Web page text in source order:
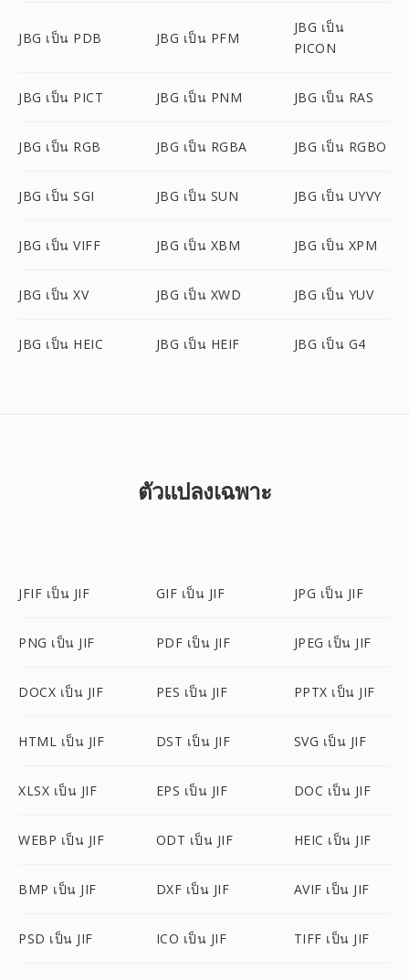
JBG เป็น PDB JBG เป็น PFM
JBG เป็น
PICON
JBG เป็น PICT JBG เป็น PNM JBG เป็น RAS
JBG เป็น RGB JBG เป็น RGBA JBG เป็น RGBO
JBG เป็น SGI JBG เป็น SUN JBG เป็น UYVY
JBG เป็น VIFF JBG เป็น XBM JBG เป็น XPM
JBG เป็น XV JBG เป็น XWD JBG เป็น YUV
JBG เป็น HEIC JBG เป็น HEIF JBG เป็น G4
ตัวแปลงเฉพาะ
JFIF เป็น JIF GIF เป็น JIF JPG เป็น JIF
PNG เป็น JIF PDF เป็น JIF JPEG เป็น JIF
DOCX เป็น JIF PES เป็น JIF PPTX เป็น JIF
HTML เป็น JIF DST เป็น JIF SVG เป็น JIF
XLSX เป็น JIF EPS เป็น JIF DOC เป็น JIF
WEBP เป็น JIF ODT เป็น JIF HEIC เป็น JIF
BMP เป็น JIF DXF เป็น JIF AVIF เป็น JIF
PSD เป็น JIF ICO เป็น JIF TIFF เป็น JIF